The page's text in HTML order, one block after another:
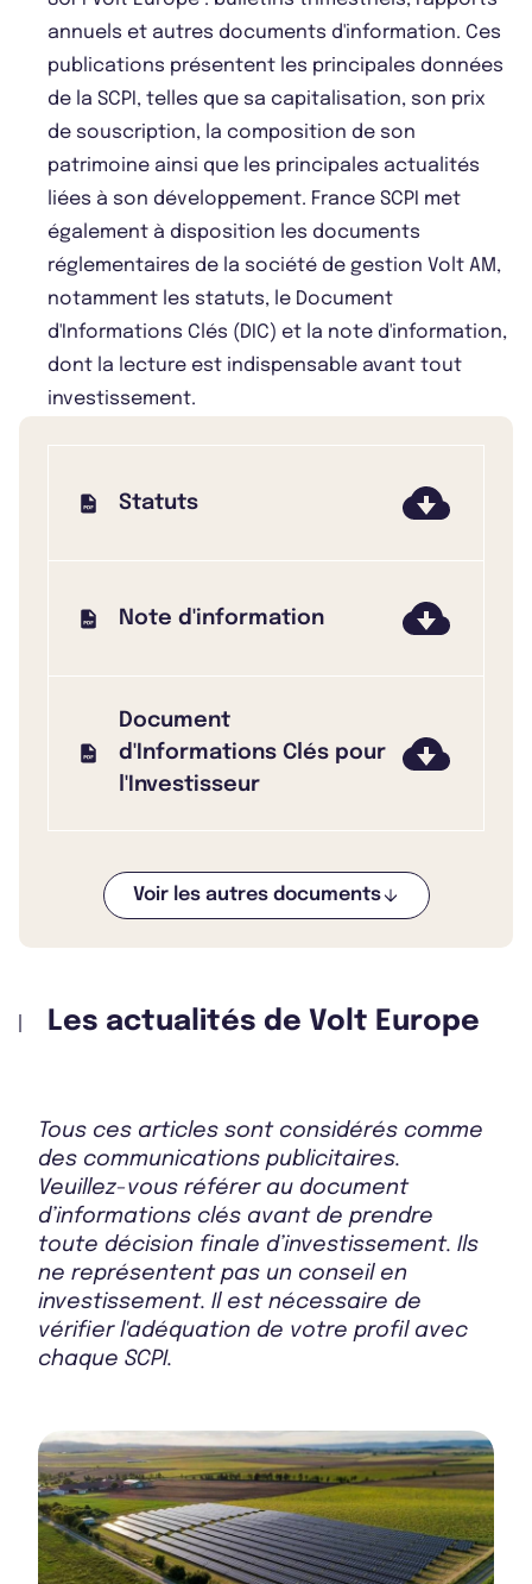
annuels et autres documents d'information. Ces
publications présentent les principales données
de la SCPI, telles que sa capitalisation, son prix
de souscription, la composition de son
patrimoine ainsi que les principales actualités
liées à son développement. France SCPI met
également à disposition les documents
réglementaires de la société de gestion Volt AM,
notamment les statuts, le Document
d'Informations Clés (DIC) et la note d'information,
dont la lecture est indispensable avant tout
investissement.
Statuts
Note d'information
Document
d'Informations Clés pour
l'Investisseur
Voir les autres documents
Les actualités de Volt Europe
Tous ces articles sont considérés comme
des communications publicitaires.
Veuillez-vous référer au document
d’informations clés avant de prendre
toute décision finale d’investissement. Ils
ne représentent pas un conseil en
investissement. Il est nécessaire de
vérifier l'adéquation de votre profil avec
chaque SCPI.